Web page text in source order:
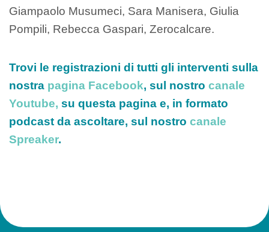
Giampaolo Musumeci, Sara Manisera, Giulia
Pompili, Rebecca Gaspari, Zerocalcare.
Trovi le registrazioni di tutti gli interventi sulla
nostra pagina Facebook, sul nostro canale
Youtube, su questa pagina e, in formato
podcast da ascoltare, sul nostro canale
Spreaker.